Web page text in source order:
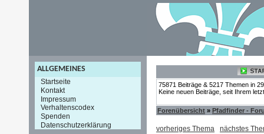
ALLGEMEINES
Startseite
Kontakt
Impressum
Verhaltenscodex
Spenden
Datenschutzerklärung
75871 Beiträge & 5217 Themen in
Keine neuen Beiträge, seit Ihrem
Forenübersicht » Pfadfinder -
vorheriges Thema nächstes